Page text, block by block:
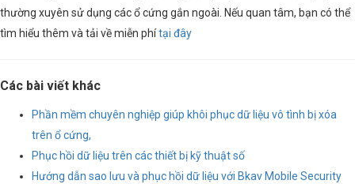
thường xuyên sử dụng các ổ cứng gắn ngoài. Nếu quan tâm, bạn có thể
tìm hiểu thêm và tải về miễn phítại đây
Các bài viết khác
Phần mềm chuyên nghiệp giúp khôi phục dữ liệu vô tình bị xóa
trên ổ cứng,
Phục hồi dữ liệu trên các thiết bị kỹ thuật số
Hướng dẫn sao lưu và phục hồi dữ liệu với Bkav Mobile Security